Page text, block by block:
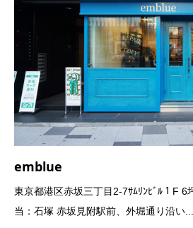
emblue
東京都港区赤坂三丁目2-7ｻﾑﾘﾝﾋﾞﾙ１F 6
当：石塚 赤坂見附駅前、外堀通り沿い...